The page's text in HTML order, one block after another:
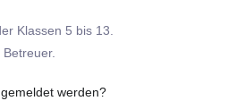
Klassen 5 bis 13.
werden?